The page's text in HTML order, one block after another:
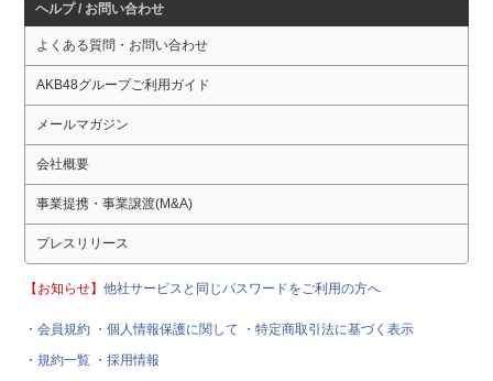
ヘルプ / お問い合わせ
よくある質問・お問い合わせ
AKB48グループご利用ガイド
メールマガジン
会社概要
事業提携・事業譲渡(M&A)
プレスリリース
【お知らせ】他社サービスと同じパスワードをご利用の方へ
・会員規約 ・個人情報保護に関して
・特定商取引法に基づく表示
・規約一覧 ・採用情報